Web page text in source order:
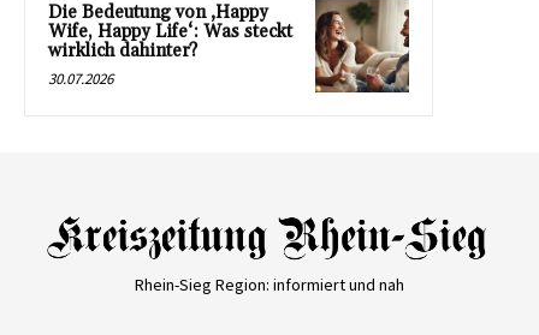
Die Bedeutung von ‚Happy
Wife, Happy Life‘: Was steckt
wirklich dahinter?
30.07.2026
Rhein-Sieg Region: informiert und nah